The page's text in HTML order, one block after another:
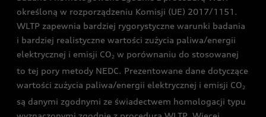
określoną w rozporządzeniu Komisji (UE) 2017/1151.
WLTP zapewnia bardziej rygorystyczne warunki badania
i bardziej realistyczne wartości zużycia paliwa/energii
elektrycznej i emisji CO2 w porównaniu do stosowanej
to tej pory metody NEDC. Prezentowane dane dotyczące
wartości zużycia paliwa/energii elektrycznej i emisji CO2
są danymi zgodnymi ze świadectwem homologacji typu